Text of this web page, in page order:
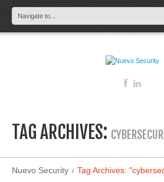
TAG ARCHIVES:
Nuevo Security Tag Archives: